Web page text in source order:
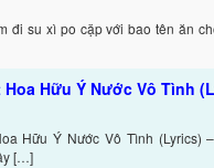
đi su xì po cặp với bao tên ăn
Hữu Ý Nước Vô Tình
Hữu Ý Nước Vô Tình (Lyrics)
[…]